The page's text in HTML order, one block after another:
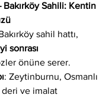
Sahili: Kentin
sahil hattı,
sonrası
önüne serer.
: Zeytinburnu, Osmanlı
ve imalat